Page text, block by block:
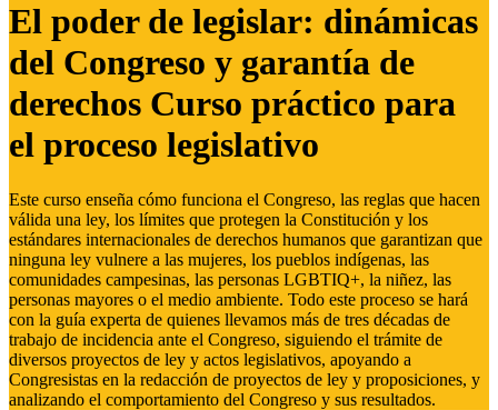
El poder de legislar: dinámicas
del Congreso y garantía de
derechos Curso práctico para
el proceso legislativo
Este curso enseña cómo funciona el Congreso, las reglas que hacen
válida una ley, los límites que protegen la Constitución y los
estándares internacionales de derechos humanos que garantizan que
ninguna ley vulnere a las mujeres, los pueblos indígenas, las
comunidades campesinas, las personas LGBTIQ+, la niñez, las
personas mayores o el medio ambiente. Todo este proceso se hará
con la guía experta de quienes llevamos más de tres décadas de
trabajo de incidencia ante el Congreso, siguiendo el trámite de
diversos proyectos de ley y actos legislativos, apoyando a
Congresistas en la redacción de proyectos de ley y proposiciones, y
analizando el comportamiento del Congreso y sus resultados.